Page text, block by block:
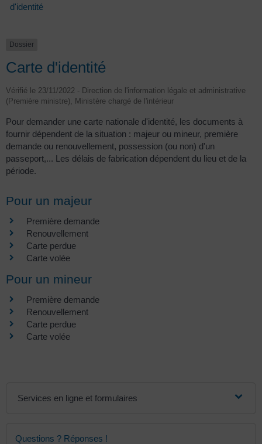
d'identité
Dossier
Carte d'identité
Vérifié le 23/11/2022 - Direction de l'information légale et administrative
(Première ministre), Ministère chargé de l'intérieur
Pour demander une carte nationale d'identité, les documents à
fournir dépendent de la situation : majeur ou mineur, première
demande ou renouvellement, possession (ou non) d'un
passeport,... Les délais de fabrication dépendent du lieu et de la
période.
Pour un majeur
Première demande
Renouvellement
Carte perdue
Carte volée
Pour un mineur
Première demande
Renouvellement
Carte perdue
Carte volée
Services en ligne et formulaires
Questions ? Réponses !